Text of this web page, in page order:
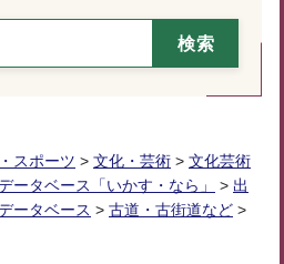
スポーツ > 文化・芸術 > 文化芸術
ータベース「いかす・なら」 > 出
ータベース > 古道・古街道など >